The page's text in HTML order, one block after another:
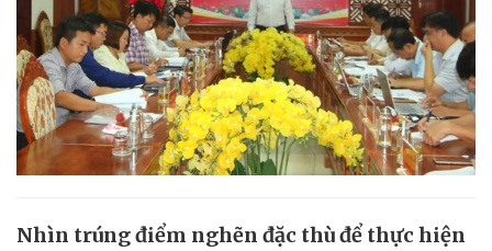
Nhìn trúng điểm nghẽn đặc thù để thực hiện